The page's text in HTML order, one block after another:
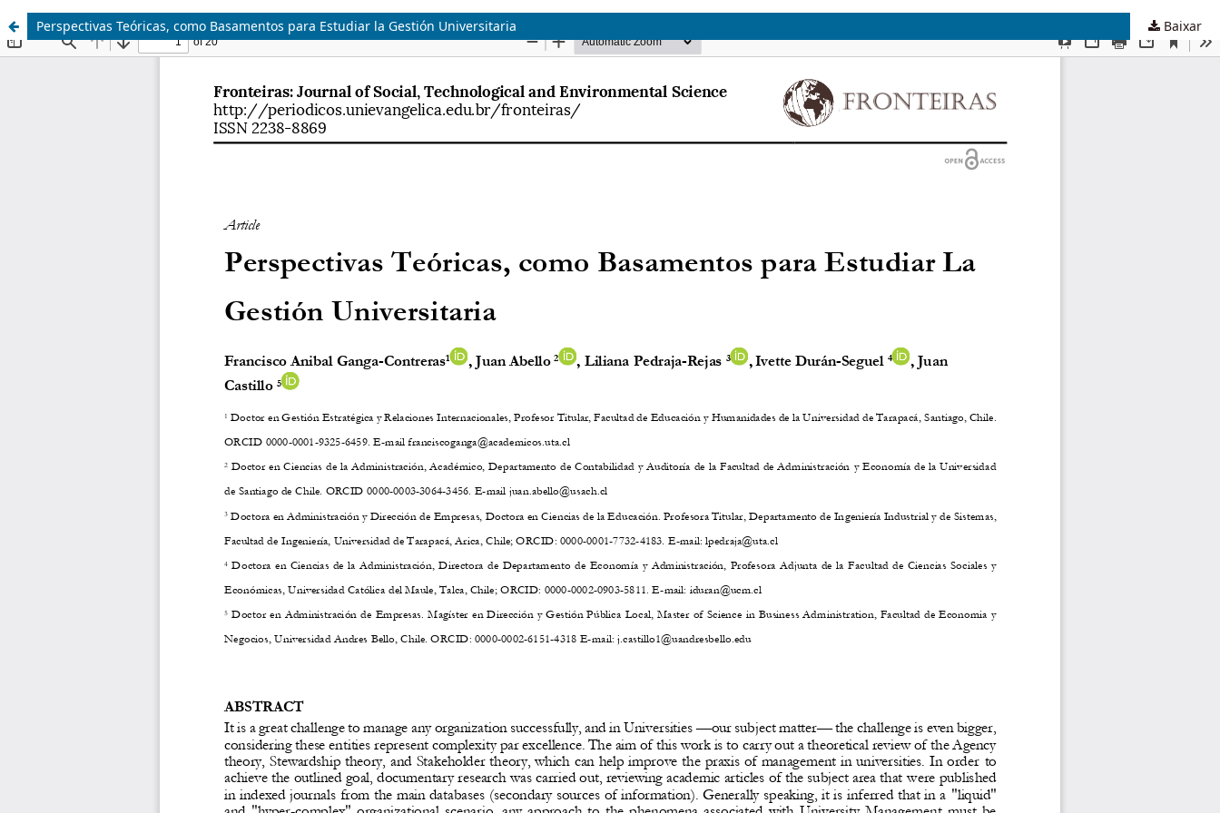
Perspectivas Teóricas, como Basamentos para Estudiar la Gestión Universitaria Baixar